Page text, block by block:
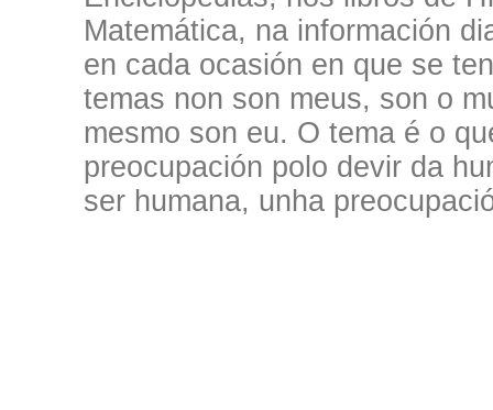
Matemática, na información
en cada ocasión en que se
temas non son meus, son o
mesmo son eu. O tema é o
preocupación polo devir da
ser humana, unha